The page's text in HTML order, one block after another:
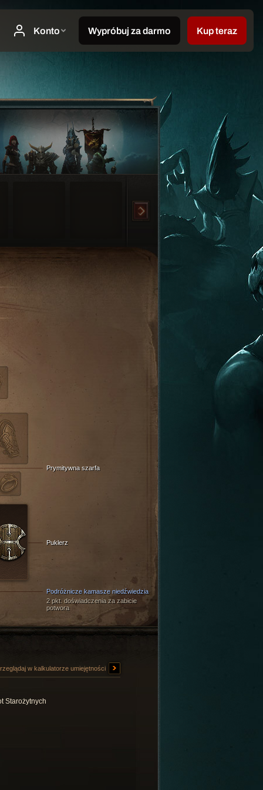
Podróżnicze kamasze niedźwiedzia
2 pkt. doświadczenia za zabicie
potwora
Puklerz
Prymitywna szarfa
w kalkulatorze umiejętności
Starożytnych